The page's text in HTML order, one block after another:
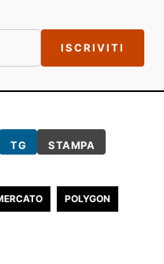
ISCRIVITI
TG STAMPA
POLYGON